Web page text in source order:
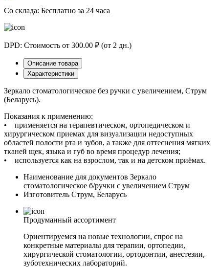
Со склада: Бесплатно за 24 часа
DPD: Стоимость от 300.00 ₽ (от 2 дн.)
Описание товара
Характеристики
Зеркало стоматологическое без ручки с увеличением, Струм
(Беларусь).
Показания к применению:
• применяется на терапевтическом, ортопедическом и
хирургическом приемах для визуализации недоступных
областей полости рта и зубов, а также для оттеснения мягких
тканей щек, языка и губ во время процедур лечения;
• используется как на взрослом, так и на детском приёмах.
Наименование для документов Зеркало
стоматологическое б/ручки с увеличением Струм
Изготовитель Струм, Беларусь
Продуманный ассортимент
Ориентируемся на новые технологии, спрос на
конкретные материалы для терапии, ортопедии,
хирургической стоматологии, ортодонтии, анестезии,
зуботехнических лабораторий.